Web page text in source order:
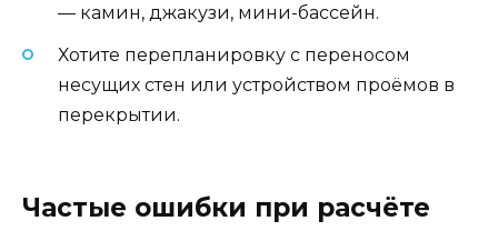
— камин, джакузи, мини-бассейн.
Хотите перепланировку с переносом
несущих стен или устройством проёмов в
перекрытии.
Частые ошибки при расчёте